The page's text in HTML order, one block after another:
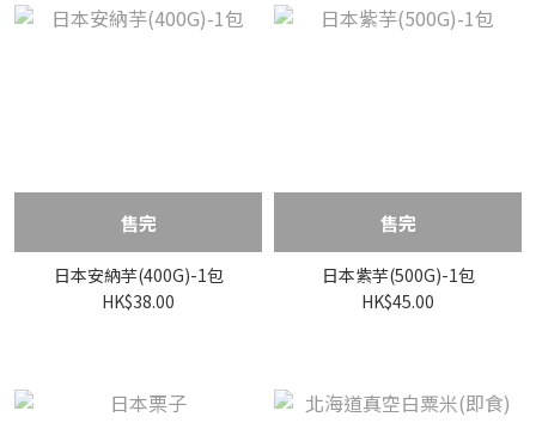
售完
日本安納芋(400G)-1包
HK$38.00
售完
日本紫芋(500G)-1包
HK$45.00